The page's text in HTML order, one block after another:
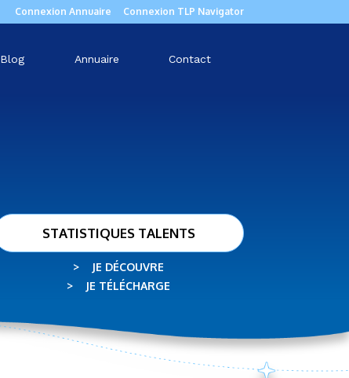
Connexion Annuaire Connexion TLP Navigator
Blog Annuaire Contact
STATISTIQUES TALENTS
> JE DÉCOUVRE
> JE TÉLÉCHARGE